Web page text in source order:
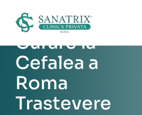
content
Curare la
Cefalea a
Roma
Trastevere